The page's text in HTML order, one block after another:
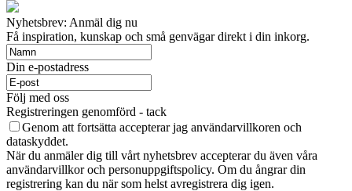
Nyhetsbrev: Anmäl dig nu
Få inspiration, kunskap och små genvägar direkt i din inkorg.
Din e-postadress
Följ med oss
Registreringen genomförd - tack
Genom att fortsätta accepterar jag användarvillkoren och
dataskyddet.
När du anmäler dig till vårt nyhetsbrev accepterar du även våra
användarvillkor och personuppgiftspolicy. Om du ångrar din
registrering kan du när som helst avregistrera dig igen.